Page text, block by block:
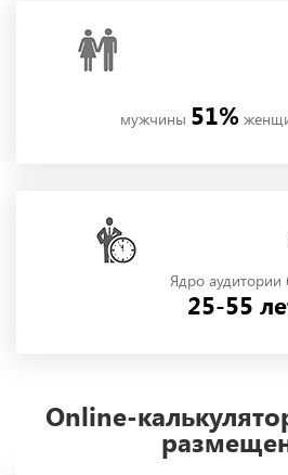
мужчины 51%
Ядро аудитории
25-55
Online-